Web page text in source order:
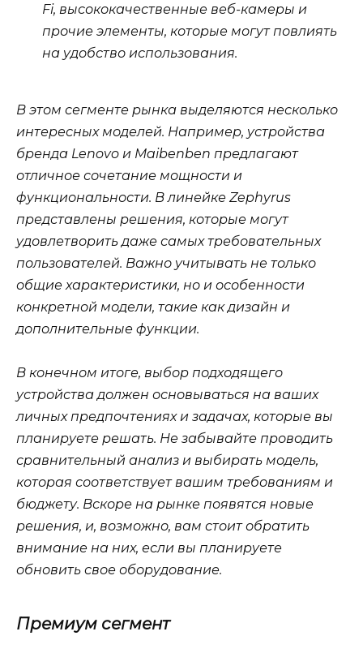
Fi, высококачественные веб-камеры и
прочие элементы, которые могут повлиять
на удобство использования.
В этом сегменте рынка выделяются несколько
интересных моделей. Например, устройства
бренда Lenovo и Maibenben предлагают
отличное сочетание мощности и
функциональности. В линейке Zephyrus
представлены решения, которые могут
удовлетворить даже самых требовательных
пользователей. Важно учитывать не только
общие характеристики, но и особенности
конкретной модели, такие как дизайн и
дополнительные функции.
В конечном итоге, выбор подходящего
устройства должен основываться на ваших
личных предпочтениях и задачах, которые вы
планируете решать. Не забывайте проводить
сравнительный анализ и выбирать модель,
которая соответствует вашим требованиям и
бюджету. Вскоре на рынке появятся новые
решения, и, возможно, вам стоит обратить
внимание на них, если вы планируете
обновить свое оборудование.
Премиум сегмент